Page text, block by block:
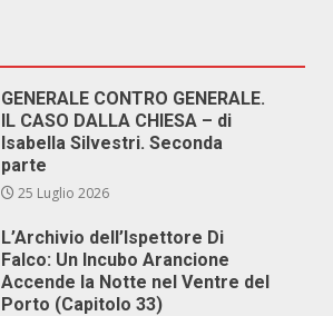
GENERALE CONTRO GENERALE.
IL CASO DALLA CHIESA – di
Isabella Silvestri. Seconda
parte
25 Luglio 2026
L’Archivio dell’Ispettore Di
Falco: Un Incubo Arancione
Accende la Notte nel Ventre del
Porto (Capitolo 33)